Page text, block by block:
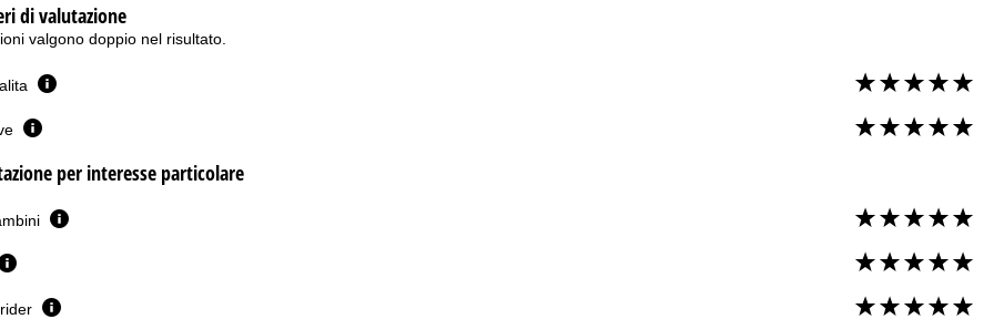
di valutazione
valgono doppio nel risultato.
per interesse particolare